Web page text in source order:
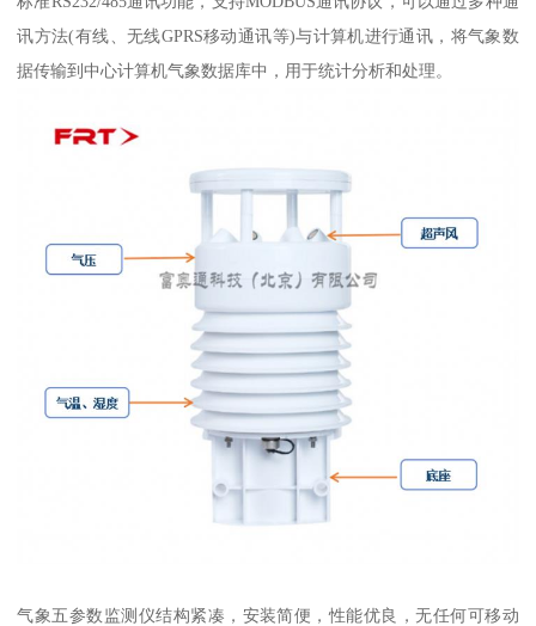
讯方法(有线、无线GPRS移动通讯等)与计算机进行通讯，将气象数
据传输到中心计算机气象数据库中，用于统计分析和处理。
气象五参数监测仪结构紧凑，安装简便，性能优良，无任何可移动